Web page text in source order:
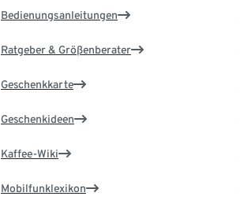
Bedienungsanleitungen
Ratgeber & Größenberater
Geschenkkarte
Geschenkideen
Kaffee-Wiki
Mobilfunklexikon